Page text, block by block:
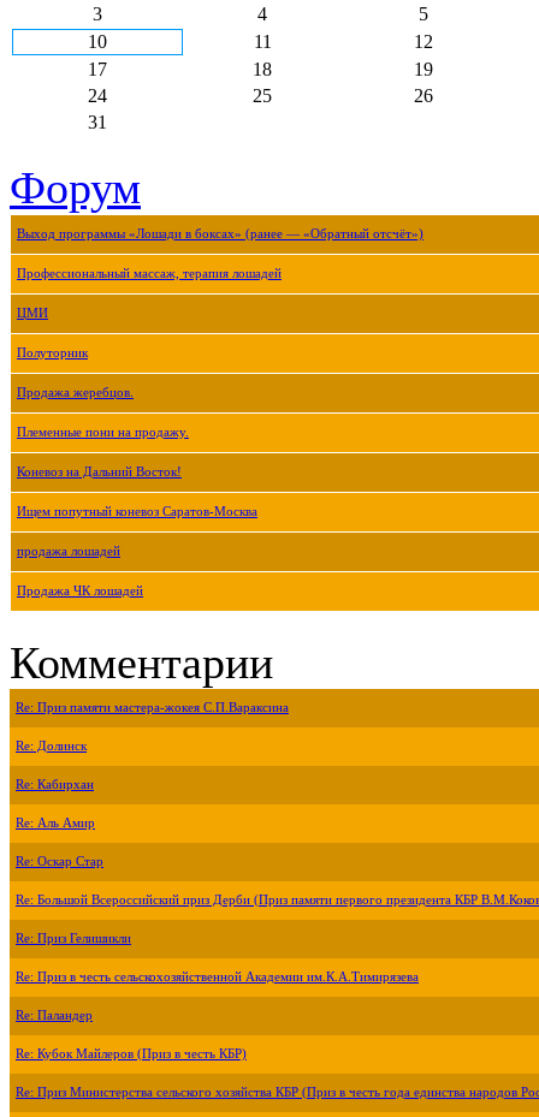
3 4
5
10
11
12
17
18
19
24
25
26
31
Форум
Выход программы «Лошади в боксах» (ранее — «Обратный отсчёт»)
Профессиональный массаж, терапия лошадей
ЦМИ
Полуторник
Продажа жеребцов.
Племенные пони на продажу.
Коневоз на Дальний Восток!
Ищем попутный коневоз Саратов-Москва
продажа лошадей
Продажа ЧК лошадей
Комментарии
Re: Приз памяти мастера-жокея С.П.Вараксина
Re: Долинск
Re: Кабирхан
Re: Аль Амир
Re: Оскар Стар
Re: Большой Всероссийский приз Дерби (Приз памяти первого президента КБР
Re: Приз Гелишикли
Re: Приз в честь сельскохозяйственной Академии им.К.А.Тимирязева
Re: Паландер
Re: Кубок Майлеров (Приз в честь КБР)
Re: Приз Министерства сельского хозяйства КБР (Приз в честь года единства народов